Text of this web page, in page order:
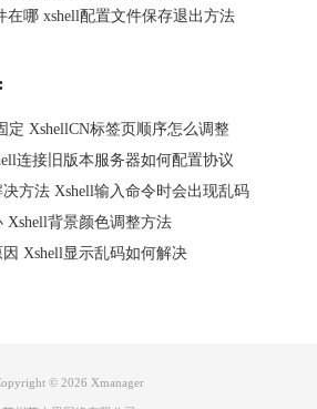
部菜单栏中的“视图”选项。
面板”或类似的选项。
如果没有，点击该选项尝试恢复导航
关的设置，选择恢复默认设置或重置界
在哪 xshell配置文件保存退出方法
定 XshellCN标签页顺序怎么调整
连接旧版本服务器如何配置协议
方法 Xshell输入命令时会出现乱码
Xshell背景颜色调整方法
Xshell显示乱码如何解决
© 2026 Xmanager